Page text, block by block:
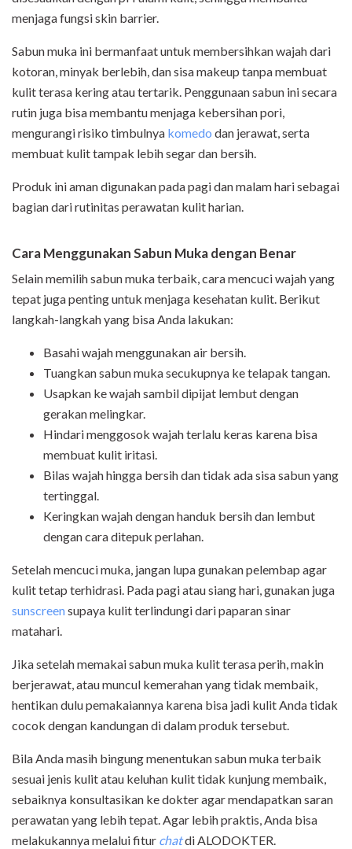
menjaga fungsi skin barrier.
Sabun muka ini bermanfaat untuk membersihkan wajah dari
kotoran, minyak berlebih, dan sisa makeup tanpa membuat
kulit terasa kering atau tertarik. Penggunaan sabun ini secara
rutin juga bisa membantu menjaga kebersihan pori,
mengurangi risiko timbulnya komedo dan jerawat, serta
membuat kulit tampak lebih segar dan bersih.
Produk ini aman digunakan pada pagi dan malam hari sebagai
bagian dari rutinitas perawatan kulit harian.
Cara Menggunakan Sabun Muka dengan Benar
Selain memilih sabun muka terbaik, cara mencuci wajah yang
tepat juga penting untuk menjaga kesehatan kulit. Berikut
langkah-langkah yang bisa Anda lakukan:
Basahi wajah menggunakan air bersih.
Tuangkan sabun muka secukupnya ke telapak tangan.
Usapkan ke wajah sambil dipijat lembut dengan
gerakan melingkar.
Hindari menggosok wajah terlalu keras karena bisa
membuat kulit iritasi.
Bilas wajah hingga bersih dan tidak ada sisa sabun yang
tertinggal.
Keringkan wajah dengan handuk bersih dan lembut
dengan cara ditepuk perlahan.
Setelah mencuci muka, jangan lupa gunakan pelembap agar
kulit tetap terhidrasi. Pada pagi atau siang hari, gunakan juga
sunscreensupaya kulit terlindungi dari paparan sinar
matahari.
Jika setelah memakai sabun muka kulit terasa perih, makin
berjerawat, atau muncul kemerahan yang tidak membaik,
hentikan dulu pemakaiannya karena bisa jadi kulit Anda tidak
cocok dengan kandungan di dalam produk tersebut.
Bila Anda masih bingung menentukan sabun muka terbaik
sesuai jenis kulit atau keluhan kulit tidak kunjung membaik,
sebaiknya konsultasikan ke dokter agar mendapatkan saran
perawatan yang lebih tepat. Agar lebih praktis, Anda bisa
melakukannya melalui fitur chatdi ALODOKTER.